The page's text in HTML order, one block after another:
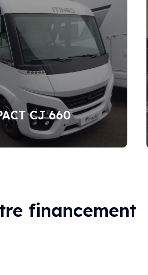
CJ 660
financement